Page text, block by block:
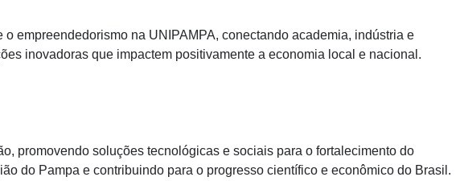
empreendedorismo na UNIPAMPA, conectando academia, indústria e
inovadoras que impactem positivamente a economia local e nacional.
promovendo soluções tecnológicas e sociais para o fortalecimento do
do Pampa e contribuindo para o progresso científico e econômico do Brasil.